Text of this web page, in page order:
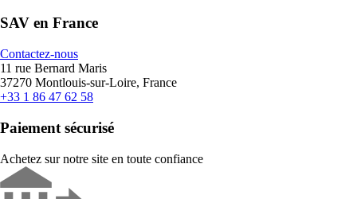
SAV en France
Contactez-nous
11 rue Bernard Maris
37270 Montlouis-sur-Loire, France
+33 1 86 47 62 58
Paiement sécurisé
Achetez sur notre site en toute confiance